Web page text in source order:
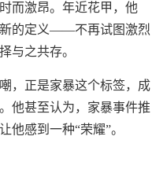
而激昂。年近花甲，他
的定义——不再试图激烈
与之共存。
，正是家暴这个标签，成
他甚至认为，家暴事件推
他感到一种“荣耀”。